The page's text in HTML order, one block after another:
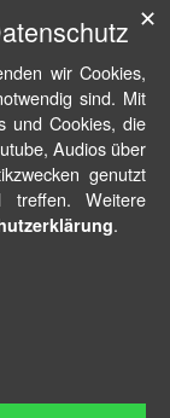
wir Cookies,
sind. Mit
und Cookies, die
Audios über
genutzt
treffen. Weitere
.
✕